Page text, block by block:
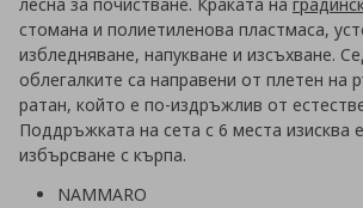
стомана и полиетиленова пластмаса,
избледняване, напукване и изсъхване.
облегалките са направени от плетен на
ратан, който е по-издръжлив от
Поддръжката на сета с 6 места изисква
избърсване с кърпа.
NAMMARO